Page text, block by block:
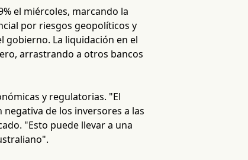
el miércoles, marcando la
por riesgos geopolíticos y
gobierno. La liquidación en el
arrastrando a otros bancos
y regulatorias. "El
de los inversores a las
"Esto puede llevar a una